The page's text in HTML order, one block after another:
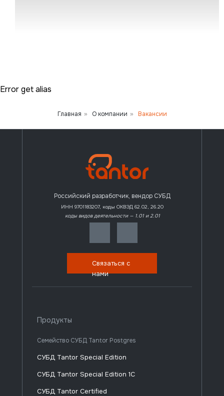
Error get alias
Главная » О компании » Вакансии
Продукты
Семейство СУБД Tantor Postgres
Российский разработчик, вендор СУБД
ИНН 9701183207, коды ОКВЭД 62.02, 26.20
коды видов деятельности — 1.01 и 2.01
СУБД Tantor Special Edition
СУБД Tantor Special Edition 1C
СУБД Tantor Certified
Связаться с
нами